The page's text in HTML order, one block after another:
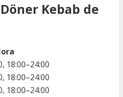
Kebab de
18:00–24:00
18:00–24:00
18:00–24:00